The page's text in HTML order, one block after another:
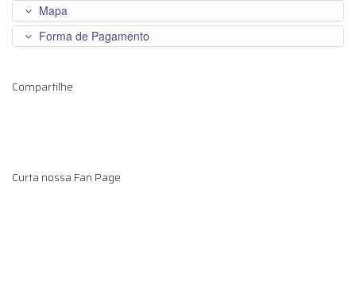
Mapa
Forma de Pagamento
Compartilhe
Curta nossa Fan Page